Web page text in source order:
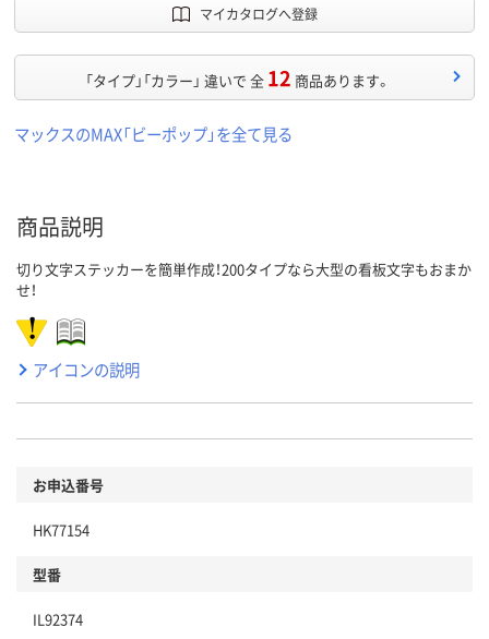
マイカタログへ登録
「タイプ」「カラー」 違いで 全 12 商品あります。
マックスのMAX「ビーポップ」を全て見る
商品説明
切り文字ステッカーを簡単作成！200タイプなら大型の看板文字もおまか
せ！
アイコンの説明
お申込番号
HK77154
型番
IL92374